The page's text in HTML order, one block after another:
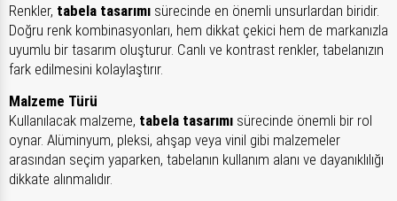
Renkler, tabela tasarımı sürecinde en önemli unsurlardan biridir.
Doğru renk kombinasyonları, hem dikkat çekici hem de markanızla
uyumlu bir tasarım oluşturur. Canlı ve kontrast renkler, tabelanızın
fark edilmesini kolaylaştırır.
Malzeme Türü
Kullanılacak malzeme, tabela tasarımı sürecinde önemli bir rol
oynar. Alüminyum, pleksi, ahşap veya vinil gibi malzemeler
arasından seçim yaparken, tabelanın kullanım alanı ve dayanıklılığı
dikkate alınmalıdır.